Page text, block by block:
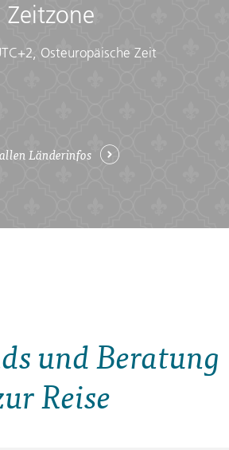
Zeitzone
Osteuropäische Zeit
Länderinfos
und Beratung
Reise